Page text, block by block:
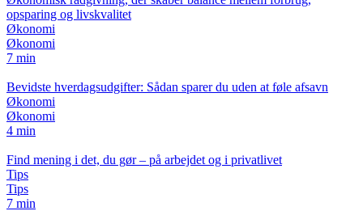
opsparing og livskvalitet
Økonomi
Økonomi
7 min
Bevidste hverdagsudgifter: Sådan sparer du uden at føle afsavn
Økonomi
Økonomi
4 min
Find mening i det, du gør – på arbejdet og i privatlivet
Tips
Tips
7 min